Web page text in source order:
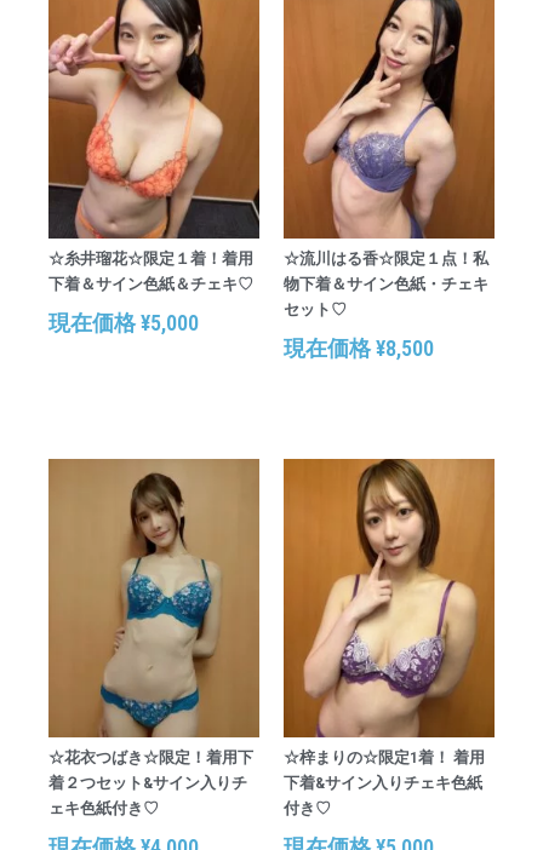
☆糸井瑠花☆限定１着！着用
下着＆サイン色紙＆チェキ♡
現在価格¥5,000
☆流川はる香☆限定１点！私
物下着＆サイン色紙・チェキ
セット♡
現在価格¥8,500
☆花衣つばき☆限定！着用下
着２つセット&サイン入りチ
ェキ色紙付き♡
☆梓まりの☆限定1着！ 着用
下着&サイン入りチェキ色紙
付き♡